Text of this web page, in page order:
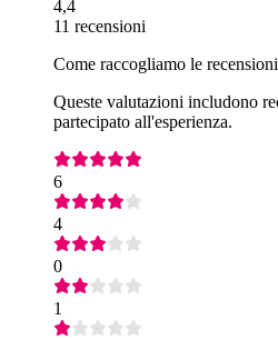
4,4
11 recensioni
Come raccogliamo le
Queste valutazioni includono
partecipato all'esperienza.
6
4
0
1